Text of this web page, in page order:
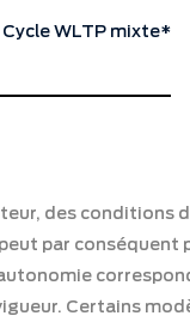
WLTP mixte*
des conditions
par conséquent
Certains